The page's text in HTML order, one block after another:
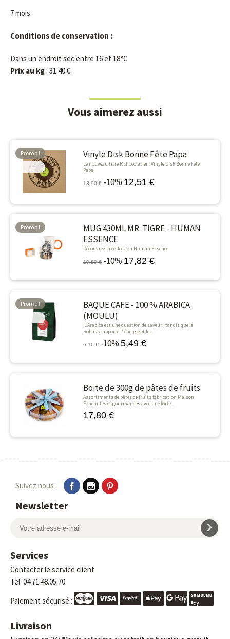
7 mois
Conditions de conservation :
Dans un endroit sec entre 16 et 18°C
Prix au kg : 31.40 €
Vous aimerez aussi
Vinyle Disk Bonne Fête Papa
Le nouveau titre R chocolatier : Vinyle Disk Bonne Fête
Papa
13,90 € -10% 12,51 €
Promo !
MUG 430ML MR. TIGRE - HUMAN
ESSENCE
Découvrez la collection Human Essence
19,80 € -10% 17,82 €
Promo !
BAQUE CAFE - 100 % ARABICA
(MOULU)
L'Arabica est une question de saveur , tandis que le
Robusta apporte l' énergie et le...
6,10 € -10% 5,49 €
Promo !
Boite de 300g de pâtes de fruits
Assortiments de pâtes de fruits fabrication Maison
Fondantes et gourmandes avec une forte...
17,80 €
Suivez nous :
Newsletter
Services
Contacter le service client
Tel: 04.71.48.05.70
Paiement sécurisé :
Livraison